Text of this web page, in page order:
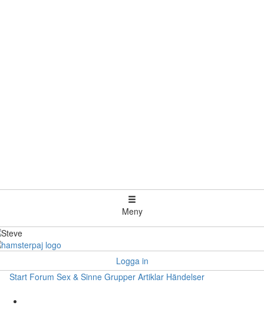
Meny
Logga in
Start Forum Sex & Sinne Grupper Artiklar Händelser